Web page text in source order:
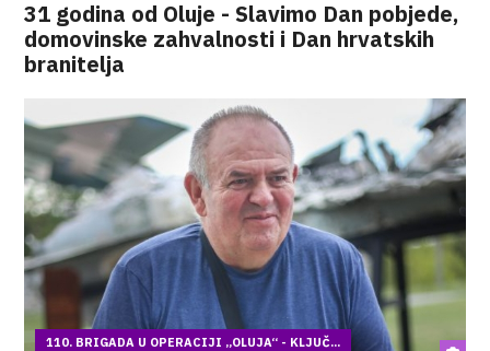
31 godina od Oluje - Slavimo Dan pobjede,
domovinske zahvalnosti i Dan hrvatskih
branitelja
110. BRIGADA U OPERACIJI „OLUJA“ - KLJUČ...